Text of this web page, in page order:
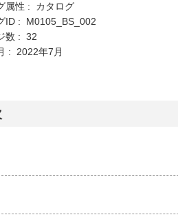
属性 : カタログ
ID : M0105_BS_002
数 : 32
: 2022年7月